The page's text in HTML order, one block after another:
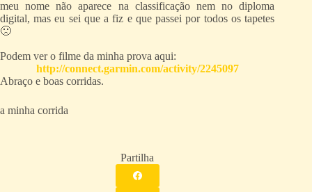
meu nome não aparece na classificação nem no diploma
digital, mas eu sei que a fiz e que passei por todos os tapetes
🙁
Podem ver o filme da minha prova aqui:
http://connect.garmin.com/activity/2245097
Abraço e boas corridas.
a minha corrida
Partilha